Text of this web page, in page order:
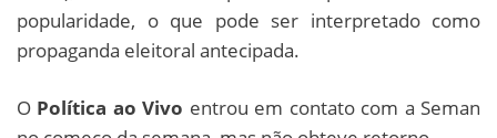
popularidade, o que pode ser interpretado como
propaganda eleitoral antecipada.
O Política ao Vivo entrou em contato com a Seman